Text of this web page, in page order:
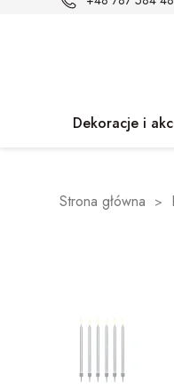
Dekoracje i
Strona główna